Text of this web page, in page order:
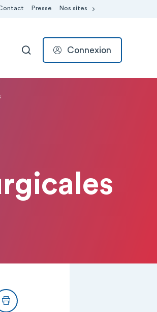
Presse Nos sites
RECHERCHER
Connexion
Imprimer